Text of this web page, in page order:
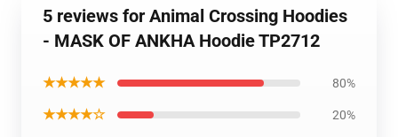
5 reviews for Animal Crossing Hoodies
- MASK OF ANKHA Hoodie TP2712
★★★★★ 80%
★★★★☆ 20%